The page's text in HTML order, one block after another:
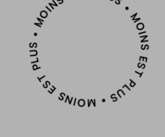
MOINS EST PLUS • MOINS EST PLUS • MOINS EST PLUS •